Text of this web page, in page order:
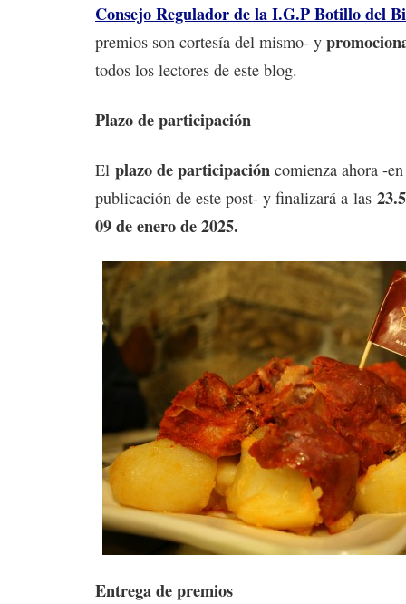
Consejo Regulador de la I.G.P Botillo del
premios son cortesía del mismo- y
todos los lectores de este blog.
Plazo de participación
El plazo de participación comienza ahora -
publicación de este post- y finalizará a las
09 de enero de 2025.
Entrega de premios